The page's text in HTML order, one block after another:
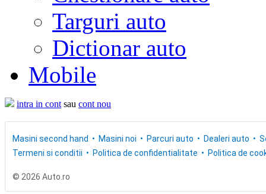
Targuri auto
Dictionar auto
Mobile
intra in cont sau cont nou
Masini second hand Masini noi Parcuri auto Dealeri auto
Termeni si conditii
Politica de confidentialitate Politica de
© 2026 Auto.ro